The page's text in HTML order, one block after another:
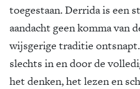
toegestaan. Derrida is een
aandacht geen komma van
wijsgerige traditie
slechts in en door de
het denken, het lezen en